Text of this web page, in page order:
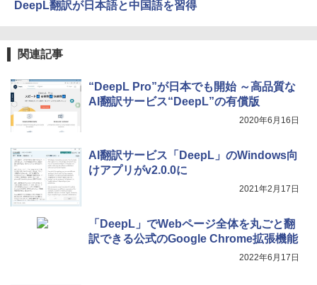
0/mac対応|PC2台
￥1,600
￥2,326
ージ、防水、7インチカラーディスプレ
New Amazon Kindle Scribe Colorsoft |
11インチカラーディスプレイ、64GBスト
整、色調調節ライト、プレミアムペン付
き、グラファイト
DeepL翻訳が日本語と中国語を習得
関連記事
“DeepL Pro”が日本でも開始 ～高品質な
AI翻訳サービス“DeepL”の有償版
2020年6月16日
AI翻訳サービス「DeepL」のWindows向
けアプリがv2.0.0に
2021年2月17日
「DeepL」でWebページ全体を丸ごと翻
訳できる公式のGoogle Chrome拡張機能
2022年6月17日